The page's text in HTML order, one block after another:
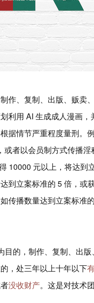
作、复制、出版、贩卖
利用 AI 生成成人漫画
据情节严重程度量刑。
者以会员制方式传播
10000 元以上，将达到
到立案标准的 5 倍，或
传播数量达到立案标准
的，制作、复制、出版
的，处三年以上十年以下
没收财产。这是对技术